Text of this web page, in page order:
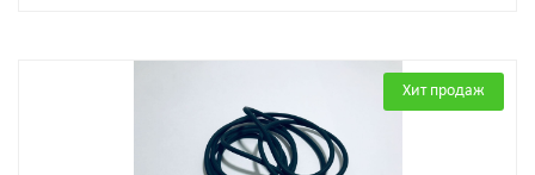
Хит продаж